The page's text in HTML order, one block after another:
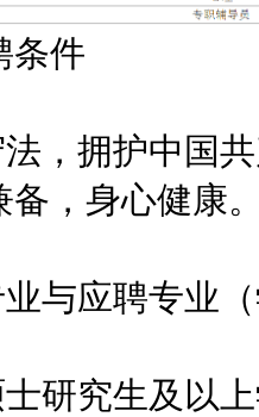
件
拥护中国共
备，身心健康
应聘专业（
究生及以上